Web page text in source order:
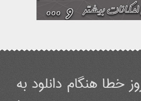
خطا هنگام دانلود به